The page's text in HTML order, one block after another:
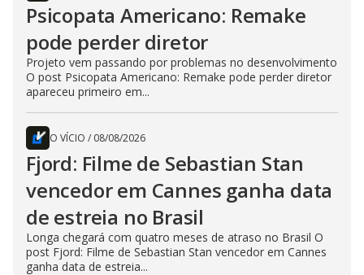
Psicopata Americano: Remake
pode perder diretor
Projeto vem passando por problemas no desenvolvimento
O post Psicopata Americano: Remake pode perder diretor
apareceu primeiro em...
O VÍCIO / 08/08/2026
Fjord: Filme de Sebastian Stan
vencedor em Cannes ganha data
de estreia no Brasil
Longa chegará com quatro meses de atraso no Brasil O
post Fjord: Filme de Sebastian Stan vencedor em Cannes
ganha data de estreia...